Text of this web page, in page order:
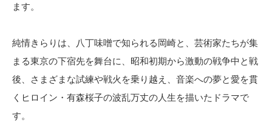
ます。
純情きらりは、八丁味噌で知られる岡崎と、芸術家たちが集
まる東京の下宿先を舞台に、昭和初期から激動の戦争中と戦
後、さまざまな試練や戦火を乗り越え、音楽への夢と愛を貫
くヒロイン・有森桜子の波乱万丈の人生を描いたドラマで
す。